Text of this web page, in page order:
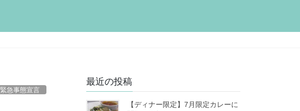
緊急事態宣言
最近の投稿
【ディナー限定】7月限定カレーに